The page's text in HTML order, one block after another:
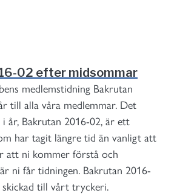
02 efter midsommar
medlemstidning Bakrutan
till alla våra medlemmar. Det
år, Bakrutan 2016-02, är ett
har tagit längre tid än vanligt att
att ni kommer förstå och
ni får tidningen. Bakrutan 2016-
till vårt tryckeri.